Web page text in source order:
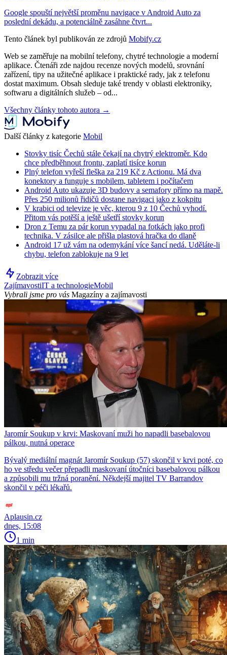
Google spouští největší proměnu navigace v Android Auto za
poslední dekádu, a potenciálně zasáhne čtvrt...
Tento článek byl publikován ze zdrojů Mobify.cz
Web se zaměřuje na mobilní telefony, chytré technologie a moderní
aplikace. Čtenáři zde najdou recenze nových modelů, srovnání
zařízení, tipy na užitečné aplikace i praktické rady, jak z telefonu
dostat maximum. Obsah sleduje také trendy v oblasti elektroniky,
softwaru a digitálních služeb – od...
Všechny články tohoto autora →
Další články z kategorie Mobil
Stovky tisíc Čechů stále čekají na chytrý elektroměr. Kdo
chce předběhnout frontu, zaplatí tisíce korun
Plný telefon vyřeší fleška za 219 Kč z Actionu. Má dva
konektory a funguje s mobilem, tabletem i počítačem
Android Auto ukazuje 3D budovy a semafory přímo na mapě.
Přes 250 milionů řidičů dostane navigaci jako z kokpitu
V krabici od televize je věc, kterou 9 z 10 Čechů vyhodí.
Přitom vás potěší a ještě ušetří stovky korun
Dron z Temu za pár korun vypadal na fotkách jako profi
technika. V zásilce ale přišla plastová hračka do dlaně
Android 17 už vám na odemykání více šancí nedá. Uděláte-li
chybu, telefon zablokuje na 9 let
Zobrazit více
ZajímavostiIT a technologieMobil
Vybrali jsme pro vás Magazíny a zajímavosti
Jaromír Soukup v krvi: Maskovaní muži ho napadli basebalovou
pálkou, nutná operace
Bývalý mediální magnát Jaromír Soukup (57) skončil v krvi poté, co
ho ve středu večer přepadli maskovaní útočníci basebalovou pálkou
a způsobili mu tržná poranění. Někdejší majitel TV Barrandov
skončil v péči lékařů.
Aplausin.cz
dnes, 15:08
1 min